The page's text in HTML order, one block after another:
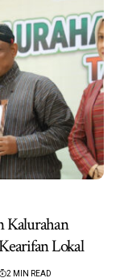
Kalurahan
Lokal
2 MIN READ